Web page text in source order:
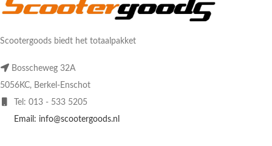
Scootergoods biedt het totaalpakket
Bosscheweg 32A
5056KC, Berkel-Enschot
Tel: 013 - 533 5205
Email: info@scootergoods.nl